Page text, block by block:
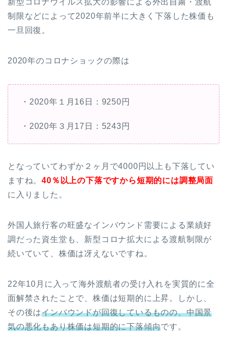
制限などによって2020年前半に大きく下落した株価も
一旦回復。
2020年のコロナショックの際は
・2020年１月16日：9250円
・2020年３月17日：5243円
となっていてわずか２ヶ月で4000円以上も下落してい
ますね。40 ％以上の下落ですから短期的には調整局面
に入りました。
外国人旅行客の旺盛なインバウンド需要による業績好
調だった資生堂も、新型コロナ拡大による渡航制限が
続いていて、株価は冴えないですね。
22年10月に入って海外渡航者の受け入れを実質的に全
面解禁されたことで、株価は短期的に上昇。しかし、
その後はインバウンドが回復しているものの、中国景
気の悪化もあり株価は短期的に下落傾向です。